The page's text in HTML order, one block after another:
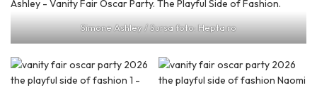
Simone Ashley / Sursa foto: Hepta.ro